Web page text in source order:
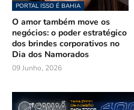
PORTAL ISSO É BAHIA
O amor também move os
negócios: o poder estratégico
dos brindes corporativos no
Dia dos Namorados
09 Junho, 2026